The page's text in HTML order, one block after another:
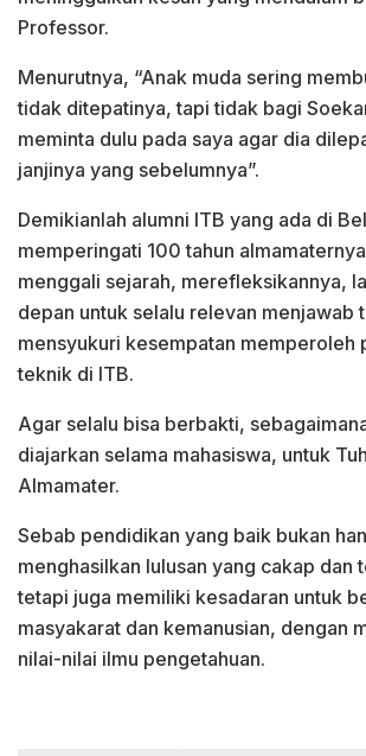
Professor.
Menurutnya, “Anak muda sering
tidak ditepatinya, tapi tidak bagi
meminta dulu pada saya agar dia
janjinya yang sebelumnya”.
Demikianlah alumni ITB yang ada di
memperingati 100 tahun
menggali sejarah, merefleksikannya,
depan untuk selalu relevan menjawab
mensyukuri kesempatan memperoleh
teknik di ITB.
Agar selalu bisa berbakti,
diajarkan selama mahasiswa, untuk
Almamater.
Sebab pendidikan yang baik bukan
menghasilkan lulusan yang cakap dan
tetapi juga memiliki kesadaran untuk
masyakarat dan kemanusian, dengan
nilai-nilai ilmu pengetahuan.